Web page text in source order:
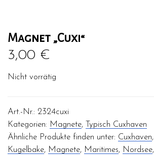
Magnet „Cuxi“
3,00 €
Nicht vorrätig
Art.-Nr.: 2324cuxi
Kategorien: Magnete,
Typisch Cuxhaven
Ähnliche Produkte finden unter: Cuxhaven,
Kugelbake, Magnete, Maritimes, Nordsee,